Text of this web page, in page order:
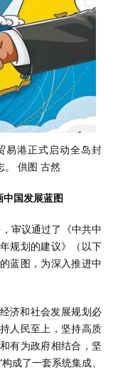
易港正式启动全岛封
。 供图 古然
中国发展蓝图
审议通过了《中共中
规划的建议》（以下
蓝图，为深入推进中
济和社会发展规划必
人民至上，坚持高质
有为政府相结合，坚
成了一套系统集成、